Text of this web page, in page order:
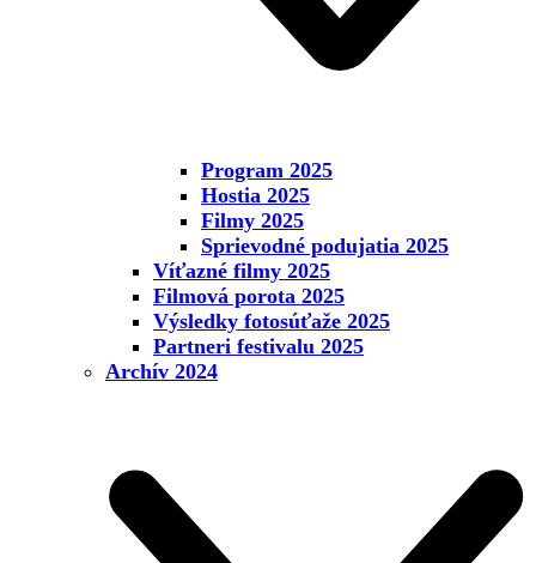
Program 2025
Hostia 2025
Filmy 2025
Sprievodné podujatia 2025
Víťazné filmy 2025
Filmová porota 2025
Výsledky fotosúťaže 2025
Partneri festivalu 2025
Archív 2024